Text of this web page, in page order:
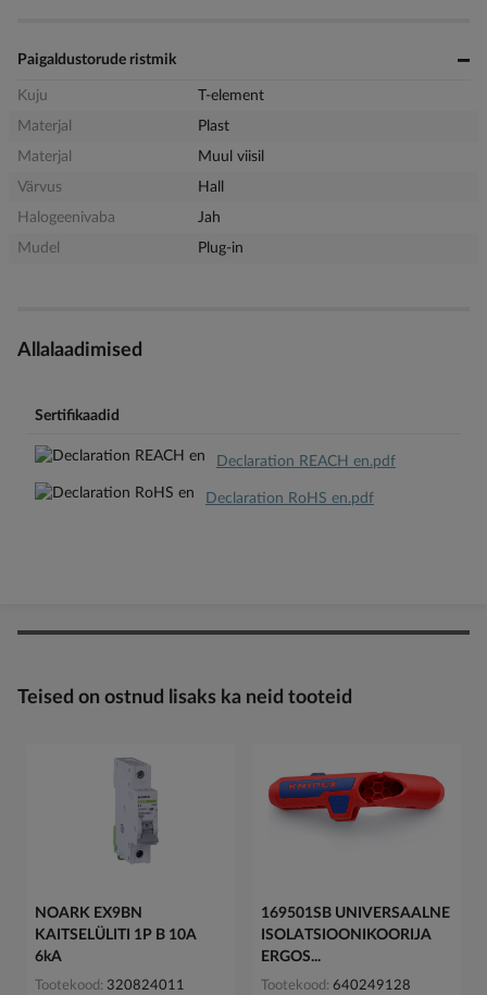
Paigaldustorude ristmik
Kuju
T-element
Materjal
Plast
Materjal
Muul viisil
Värvus
Hall
Halogeenivaba
Jah
Mudel
Plug-in
Allalaadimised
Sertifikaadid
Declaration REACH en.pdf
Declaration RoHS en.pdf
Teised on ostnud lisaks ka neid tooteid
NOARK EX9BN
KAITSELÜLITI 1P B 10A
6kA
Tootekood 320824011
169501SB UNIVERSAALNE
ISOLATSIOONIKOORIJA
ERGOS...
Tootekood 640249128